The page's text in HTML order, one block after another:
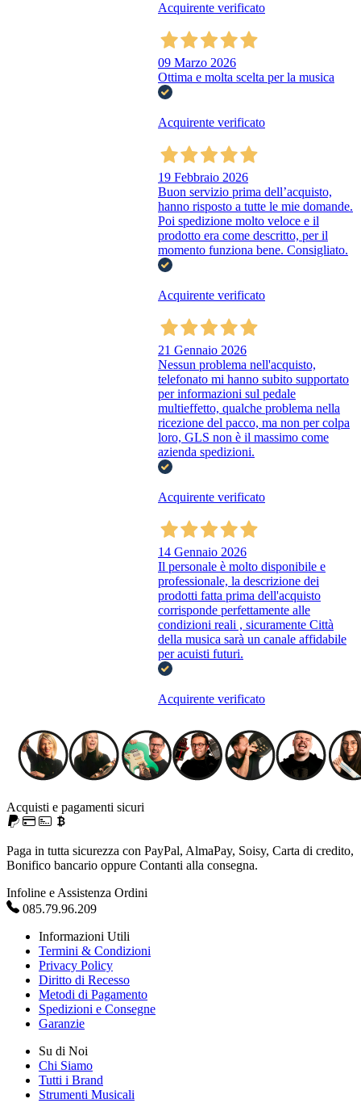
Acquirente verificato
09 Marzo 2026
Ottima e molta scelta per la musica
Acquirente verificato
19 Febbraio 2026
Buon servizio prima dell’acquisto,
hanno risposto a tutte le mie domande.
Poi spedizione molto veloce e il
prodotto era come descritto, per il
momento funziona bene. Consigliato.
Acquirente verificato
21 Gennaio 2026
Nessun problema nell'acquisto,
telefonato mi hanno subito supportato
per informazioni sul pedale
multieffetto, qualche problema nella
ricezione del pacco, ma non per colpa
loro, GLS non è il massimo come
azienda spedizioni.
Acquirente verificato
14 Gennaio 2026
Il personale è molto disponibile e
professionale, la descrizione dei
prodotti fatta prima dell'acquisto
corrisponde perfettamente alle
condizioni reali , sicuramente Città
della musica sarà un canale affidabile
per acuisti futuri.
Acquirente verificato
Acquisti e pagamenti sicuri
Paga in tutta sicurezza con PayPal, AlmaPay, Soisy, Carta di credito,
Bonifico bancario oppure Contanti alla consegna.
Infoline e Assistenza Ordini
085.79.96.209
Informazioni Utili
Termini & Condizioni
Privacy Policy
Diritto di Recesso
Metodi di Pagamento
Spedizioni e Consegne
Garanzie
Su di Noi
Chi Siamo
Tutti i Brand
Strumenti Musicali